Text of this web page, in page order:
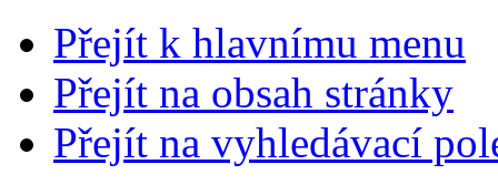
Přejít k hlavnímu menu
Přejít na obsah stránky
Přejít na vyhledávací